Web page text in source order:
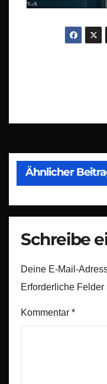
Ähnlicher
Schreibe
Deine E-Mail-
Erforderliche Felder
Kommentar *